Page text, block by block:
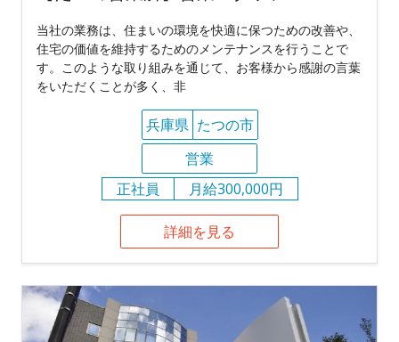
当社の業務は、住まいの環境を快適に保つための改善や、
住宅の価値を維持するためのメンテナンスを行うことで
す。このような取り組みを通じて、お客様から感謝の言葉
をいただくことが多く、非
兵庫県 たつの市
営業
正社員
月給300,000円
詳細を見る